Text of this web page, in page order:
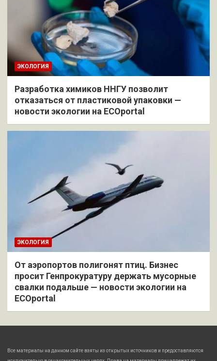
ЭКОЛОГИЯ
Разработка химиков ННГУ позволит
отказаться от пластиковой упаковки —
новости экологии на ECOportal
ЭКОЛОГИЯ
От аэропортов полигонят птиц. Бизнес
просит Генпрокуратуру держать мусорные
свалки подальше — новости экологии на
ECOportal
Все материалы на данном сайте взяты из открытых источников и предоставляются